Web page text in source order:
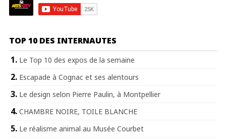
TOP 10 DES INTERNAUTES
Le Top 10 des expos de la semaine
Escapade à Cognac et ses alentours
Le design selon Pierre Paulin, à Montpellier
CHAMBRE NOIRE, TOILE BLANCHE
Le réalisme animal au Musée Courbet